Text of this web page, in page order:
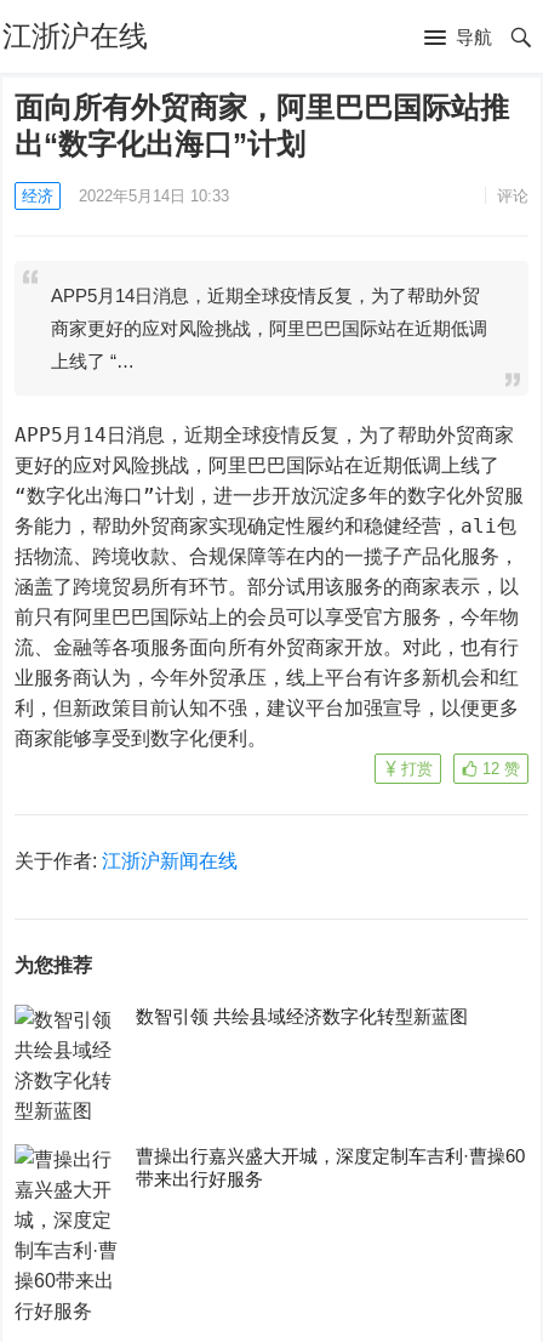
江浙沪在线 导航
面向所有外贸商家，阿里巴巴国际站推
出“数字化出海口”计划
经济 2022年5月14日 10:33 评论
APP5月14日消息，近期全球疫情反复，为了帮助外贸
商家更好的应对风险挑战，阿里巴巴国际站在近期低调
上线了 “…
APP5月14日消息，近期全球疫情反复，为了帮助外贸商家
更好的应对风险挑战，阿里巴巴国际站在近期低调上线了
“数字化出海口”计划，进一步开放沉淀多年的数字化外贸服
务能力，帮助外贸商家实现确定性履约和稳健经营，ali包
括物流、跨境收款、合规保障等在内的一揽子产品化服务，
涵盖了跨境贸易所有环节。部分试用该服务的商家表示，以
前只有阿里巴巴国际站上的会员可以享受官方服务，今年物
流、金融等各项服务面向所有外贸商家开放。对此，也有行
业服务商认为，今年外贸承压，线上平台有许多新机会和红
利，但新政策目前认知不强，建议平台加强宣导，以便更多
商家能够享受到数字化便利。
12 赞
打赏
关于作者:江浙沪新闻在线
为您推荐
数智引领 共绘县域经济数字化转型新蓝图
曹操出行嘉兴盛大开城，深度定制车吉利·曹操60
带来出行好服务